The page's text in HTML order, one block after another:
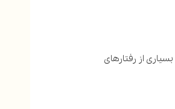
از رفتارهای